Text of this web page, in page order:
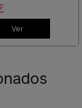
Ver